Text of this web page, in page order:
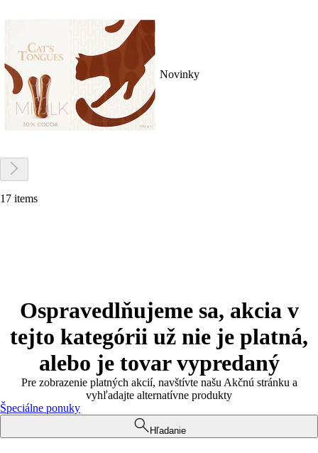
Novinky
17 items
Ospravedlňujeme sa, akcia v
tejto kategórii už nie je platná,
alebo je tovar vypredaný
Pre zobrazenie platných akcií, navštívte našu Akčnú stránku a
vyhľadajte alternatívne produkty
Špeciálne ponuky
Hľadanie